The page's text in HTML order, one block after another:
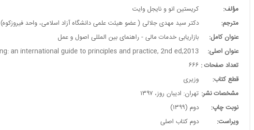
مؤلف:
کریستین انو و نایجل وایت
مترجم:
دکتر سید مهدی جلالی ( عضو هیئت علمی دانشگاه آزاد اسلامی، واحد فیروزکوه)
عنوان کامل:
بازاریابی خدمات مالی - راهنمای بین المللی اصول و عمل
عنوان اصلی:
an international guide to principles and practice, 2nd ed,2013
تعداد صفحات : ۶۶۶
قطع کتاب:
وزیری
مشخصات نشر: تهران: ادیبان روز، ۱۳۹۷
نوبت چاپ:
دوم (۱۳۹۹)
ویراست:
دوم کتاب اصلی